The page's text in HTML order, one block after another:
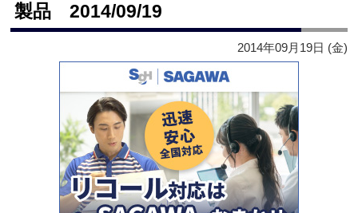
製品 2014/09/19
2014年09月19日 (金)